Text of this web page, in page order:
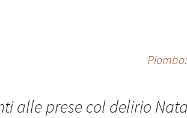
alle prese col delirio